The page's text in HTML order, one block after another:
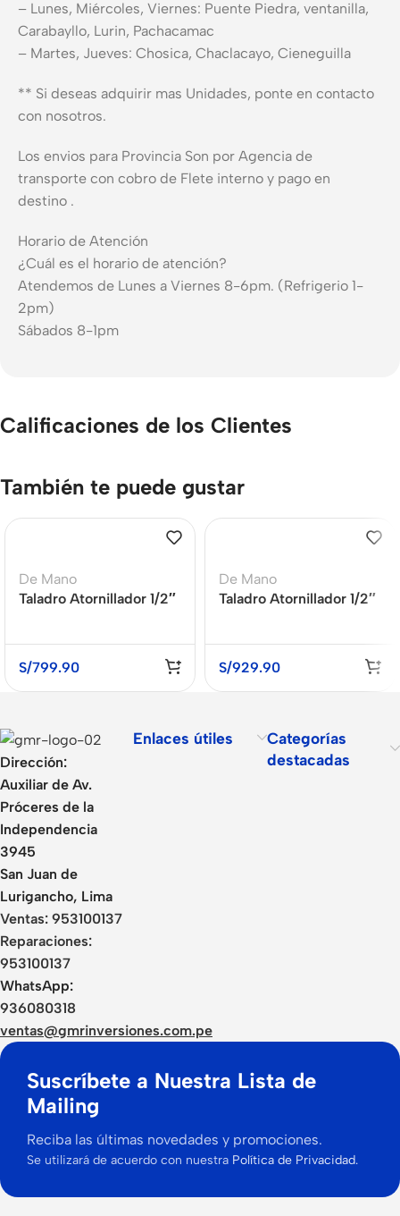
– Lunes, Miércoles, Viernes: Puente Piedra, ventanilla,
Carabayllo, Lurin, Pachacamac
– Martes, Jueves: Chosica, Chaclacayo, Cieneguilla
** Si deseas adquirir mas Unidades, ponte en contacto
con nosotros.
Los envios para Provincia Son por Agencia de
transporte con cobro de Flete interno y pago en
destino .
Horario de Atención
¿Cuál es el horario de atención?
Atendemos de Lunes a Viernes 8-6pm. (Refrigerio 1-
2pm)
Sábados 8-1pm
Calificaciones de los Clientes
También te puede gustar
De Mano
Taladro Atornillador 1/2″
B2
S/799.90
De Mano
Taladro Atornillador 1/2″
S/929.90
Dirección:
Auxiliar de Av.
Próceres de la
Independencia
3945
San Juan de
Lurigancho, Lima
Ventas: 953100137
Reparaciones:
953100137
WhatsApp:
936080318
ventas@gmrinversiones.com.pe
Enlaces útiles
Categorías
destacadas
Suscríbete a Nuestra Lista de
Mailing
Reciba las últimas novedades y promociones.
Se utilizará de acuerdo con nuestra Política de Privacidad.